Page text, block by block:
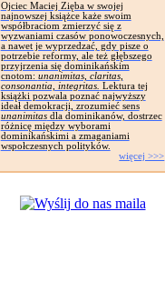
Ojciec Maciej Zięba w swojej
najnowszej książce każe swoim
współbraciom zmierzyć się z
wyzwaniami czasów ponowoczesnych,
a nawet je wyprzedzać, gdy pisze o
potrzebie reformy, ale też głębszego
przyjrzenia się dominikańskim
cnotom: unanimitas, claritas,
consonantia, integritas. Lektura tej
książki pozwala poznać najwyższy
ideał demokracji, zrozumieć sens
unanimitasdla dominikanów, dostrzec
różnicę między wyborami
dominikańskimi a zmaganiami
wspołczesnych polityków.
więcej >>>